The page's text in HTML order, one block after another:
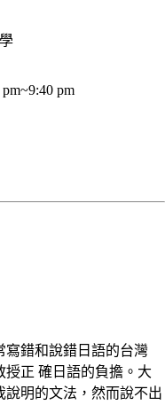
pm
寫錯和說錯日語的台灣
授正 確日語的負擔。大
明的文法，然而說不出